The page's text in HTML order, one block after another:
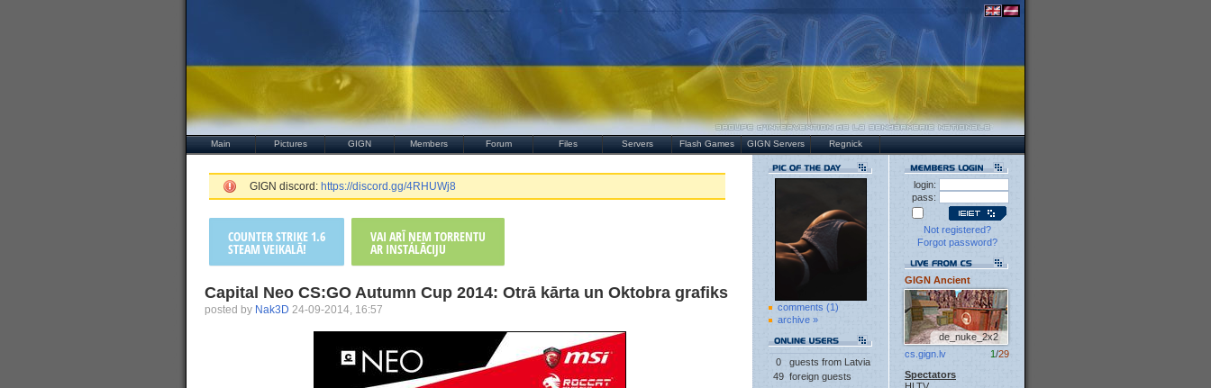
Main Pictures GIGN Members Forum Files Servers Flash Games GIGN Servers Regnick
GIGN discord: https://discord.gg/4RHUWj8
COUNTER STRIKE 1.6
STEAM VEIKALĀ!
VAI ARĪ ŅEM TORRENTU
AR INSTALĀCIJU
Capital Neo CS:GO Autumn Cup 2014: Otrā kārta un Oktobra grafiks
posted by Nak3D 24-09-2014, 16:57
comments (1)
archive »
0
guests from Latvia
49 foreign guests
login:
pass:
Not registered?
Forgot password?
GIGN Ancient
de_nuke_2x2
1/29
cs.gign.lv
Spectators